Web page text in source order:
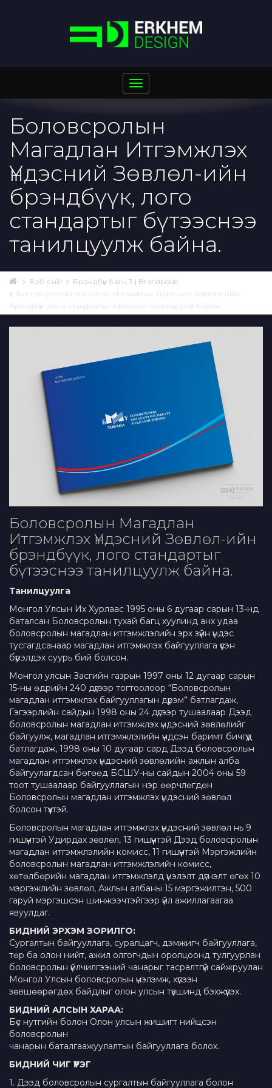
Toggle
navigation
Боловсролын
Магадлан Итгэмжлэх
Үндэсний Зөвлөл-ийн
брэндбүүк, лого
стандартыг бүтээснээ
танилцуулж байна.
Вэб сайт
Брэндбүүк багц 3 | Brandbook
Боловсролын Магадлан Итгэмжлэх Үндэсний Зөвлөл-ийн
брэндбүүк, лого стандартыг бүтээснээ танилцуулж байна.
Боловсролын Магадлан
Итгэмжлэх Үндэсний Зөвлөл-ийн
брэндбүүк, лого стандартыг
бүтээснээ танилцуулж байна.
Танилцуулга
Монгол Улсын Их Хурлаас 1995 оны 6 дугаар сарын 13-нд
баталсан Боловсролын тухай багц хуулинд анх удаа
боловсролын магадлан итгэмжлэлийн эрх зүйн үндэс
тусгагдсанаар магадлан итгэмжлэх байгууллага үүсэн
бүрэлдэх суурь бий болсон.
Монгол улсын Засгийн газрын 1997 оны 12 дугаар сарын
15-ны өдрийн 240 дүгээр тогтоолоор “Боловсролын
магадлан итгэмжлэх байгууллагын дүрэм” батлагдаж,
Гэгээрлийн сайдын 1998 оны 24 дүгээр тушаалаар Дээд
боловсролын магадлан итгэмжлэх үндэсний зөвлөлийг
байгуулж, магадлан итгэмжлэлийн үндсэн баримт бичгүүд
батлагдаж, 1998 оны 10 дугаар сард Дээд боловсролын
магадлан итгэмжлэх үндэсний зөвлөлийн ажлын алба
байгуулагдсан бөгөөд БСШУ-ны сайдын 2004 оны 59
тоот тушаалаар байгууллагын нэр өөрчлөгдөн
Боловсролын магадлан итгэмжлэх үндэсний зөвлөл
болсон түүхтэй.
Боловсролын магадлан итгэмжлэх үндэсний зөвлөл нь 9
гишүүнтэй Удирдах зөвлөл, 13 гишүүнтэй Дээд боловсролын
магадлан итгэмжлэлийн комисс, 11 гишүүнтэй Мэргэжлийн
боловсролын магадлан итгэмжлэлийн комисс,
хөтөлбөрийн магадлан итгэмжлэлд үнэлэлт дүгнэлт өгөх 10
мэргэжлийн зөвлөл, Ажлын албаны 15 мэргэжилтэн, 500
гаруй мэргэшсэн шинжээчтэйгээр үйл ажиллагаагаа
явуулдаг.
БИДНИЙ ЭРХЭМ ЗОРИЛГО:
Сургалтын байгууллага, суралцагч, дэмжигч байгууллага,
төр ба олон нийт, ажил олгогчдын оролцоонд тулгуурлан
боловсролын үйлчилгээний чанарыг тасралтгүй сайжруулан
Монгол Улсын боловсролын үнэлэмж, хүлээн
зөвшөөрөгдөх байдлыг олон улсын түвшинд бэхжүүлэх.
БИДНИЙ АЛСЫН ХАРАА:
Бүс нутгийн болон Олон улсын жишигт нийцсэн
боловсролын
чанарын баталгаажуулалтын байгууллага болох.
БИДНИЙ ЧИГ ҮҮРЭГ
1. Дээд боловсролын сургалтын байгууллага болон